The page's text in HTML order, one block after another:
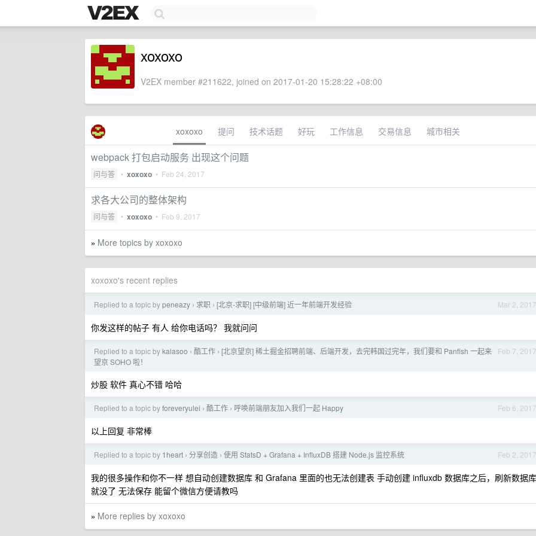
xoxoxo
V2EX member #211622, joined on 2017-01-20 15:28:22 +08:00
xoxoxo 提问 技术话题 好玩 工作信息 交易信息 城市相关
webpack 打包启动服务 出现这个问题
问与答 • xoxoxo • Feb 24, 2017
求各大公司的整体架构
问与答 • xoxoxo • Feb 9, 2017
» More topics by xoxoxo
xoxoxo's recent replies
Mar 2, 2017
Replied to a topic bypeneazy › 求职 › [北京-求职] [中级前端] 近一年前端开发经验
你发这样的帖子 有人 给你电话吗？ 我就问问
Feb 7, 2017
Replied to a topic bykalasoo › 酷工作 › [北京望京] 稀土掘金招聘前端、后端开发，去完韩国过完年，我们要和 Panfish 一起来
望京 SOHO 啦！
炒股 软件 真心不错 哈哈
Feb 6, 2017
Replied to a topic byforeveryulei › 酷工作 › 呼唤前端朋友加入我们一起 Happy
以上回复 非常棒
Feb 2, 2017
Replied to a topic by 1heart › 分享创造 › 使用 StatsD + Grafana + InfluxDB 搭建 Node.js 监控系统
我的很多操作和你不一样 想自动创建数据库 和 Grafana 里面的也无法创建表 手动创建 influxdb 数据库之后，刷新数据库
就没了 无法保存 能留个微信方便请教吗
» More replies by xoxoxo